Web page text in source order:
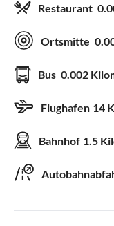
Restaurant
Ortsmitte
Bus 0.002
Flughafen 14
Bahnhof 1.5